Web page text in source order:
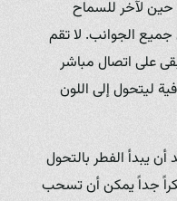
لآخر للسماح
جميع الجوانب. لا تقم
على اتصال مباشر
ليتحول إلى اللون
يبدأ الفطر بالتحول
جداً يمكن أن تسحب